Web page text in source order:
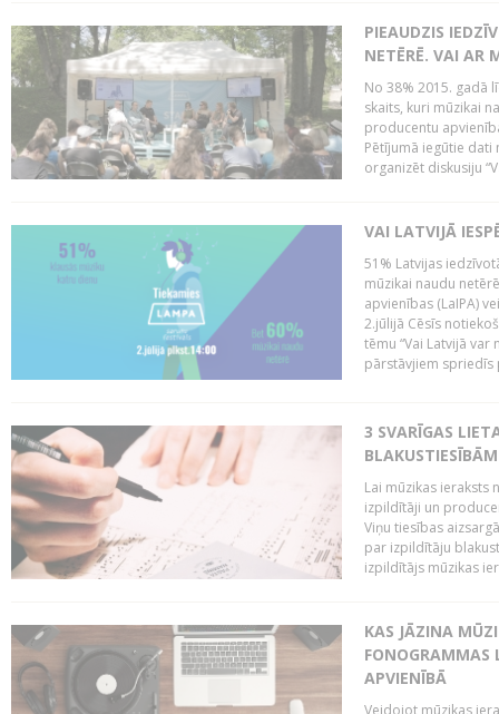
PIEAUDZIS
NETĒRĒ. VAI AR
No 38% 2015. gadā
skaits, kuri mūzikai
producentu
Pētījumā iegūtie dati
organizēt diskusiju
VAI LATVIJĀ
51% Latvijas
mūzikai naudu
apvienības (LaIPA)
2.jūlijā Cēsīs
tēmu “Vai Latvijā
pārstāvjiem spriedīs
3 SVARĪGAS
BLAKUSTIESĪBĀM
Lai mūzikas ieraksts
izpildītāji un
Viņu tiesības
par izpildītāju
izpildītājs mūzikas
KAS JĀZINA
FONOGRAMMAS
APVIENĪBĀ